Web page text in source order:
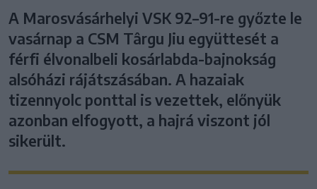
A Marosvásárhelyi VSK 92–91-re győzte le
vasárnap a CSM Târgu Jiu együttesét a
férfi élvonalbeli kosárlabda-bajnokság
alsóházi rájátszásában. A hazaiak
tizennyolc ponttal is vezettek, előnyük
azonban elfogyott, a hajrá viszont jól
sikerült.